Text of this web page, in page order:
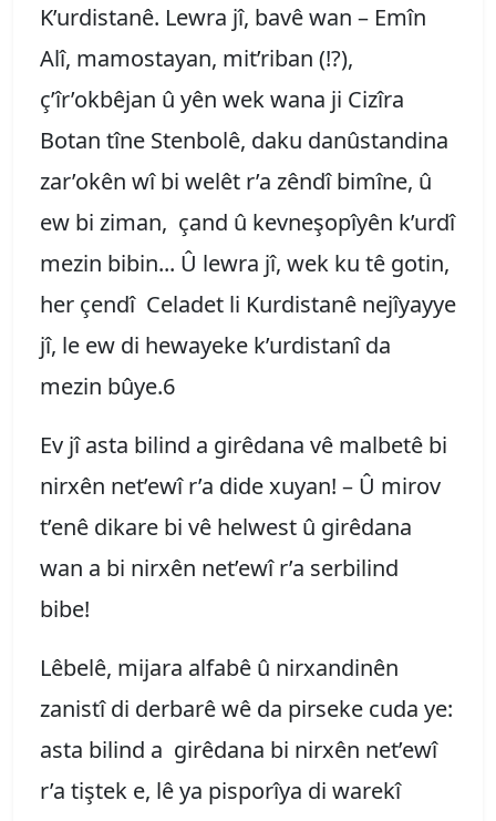
K’urdistanê. Lewra jî, bavê wan – Emîn
Alî, mamostayan, mit’riban (!?),
ç’îr’okbêjan û yên wek wana ji Cizîra
Botan tîne Stenbolê, daku danûstandina
zar’okên wî bi welêt r’a zêndî bimîne, û
ew bi ziman, çand û kevneşopîyên k’urdî
mezin bibin... Û lewra jî, wek ku tê gotin,
her çendî Celadet li Kurdistanê nejîyayye
jî, le ew di hewayeke k’urdistanî da
mezin bûye.6
Ev jî asta bilind a girêdana vê malbetê bi
nirxên net’ewî r’a dide xuyan! – Û mirov
t’enê dikare bi vê helwest û girêdana
wan a bi nirxên net’ewî r’a serbilind
bibe!
Lêbelê, mijara alfabê û nirxandinên
zanistî di derbarê wê da pirseke cuda ye:
asta bilind a girêdana bi nirxên net’ewî
r’a tiştek e, lê ya pisporîya di warekî